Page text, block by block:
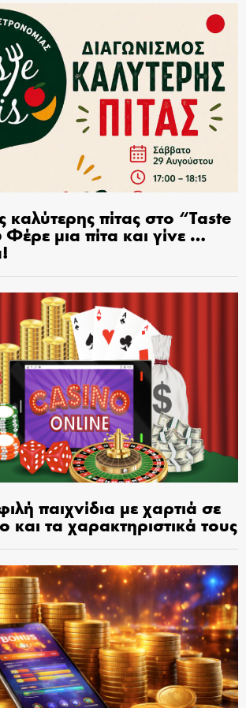
καλύτερης πίτας στο “Taste
μια πίτα και γίνε …
παιχνίδια με χαρτιά σε
και τα χαρακτηριστικά τους